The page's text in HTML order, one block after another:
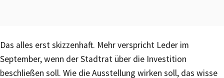
Das alles erst skizzenhaft. Mehr verspricht Leder im
September, wenn der Stadtrat über die Investition
beschließen soll. Wie die Ausstellung wirken soll, das wisse